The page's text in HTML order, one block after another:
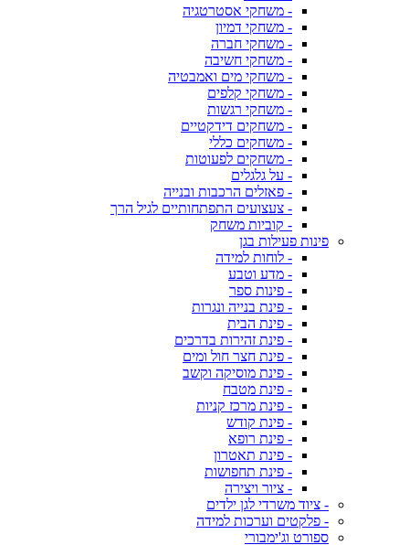
- משחקי אסטרטגיה
- משחקי דמיון
- משחקי חברה
- משחקי חשיבה
- משחקי מים ואמבטיה
- משחקי קלפים
- משחקי רגשות
- משחקים דידקטיים
- משחקים כללי
- משחקים לפעוטות
- על גלגלים
- פאזלים הרכבות ובנייה
- צעצועים התפתחותיים לגיל הרך
- קוביות משחק
פינות פעילות בגן
- לוחות למידה
- מדע וטבע
- פינות ספר
- פינת בנייה ונגרות
- פינת הבית
- פינת זהירות בדרכים
- פינת חצר חול ומים
- פינת מוסיקה וקשב
- פינת מטבח
- פינת מרכז קניות
- פינת קודש
- פינת רופא
- פינת תאטרון
- פינת תחפושות
- ציור ויצירה
- ציוד משרדי לגן ילדים
- פלקטים וערכות למידה
ספורט וג'ימבורי